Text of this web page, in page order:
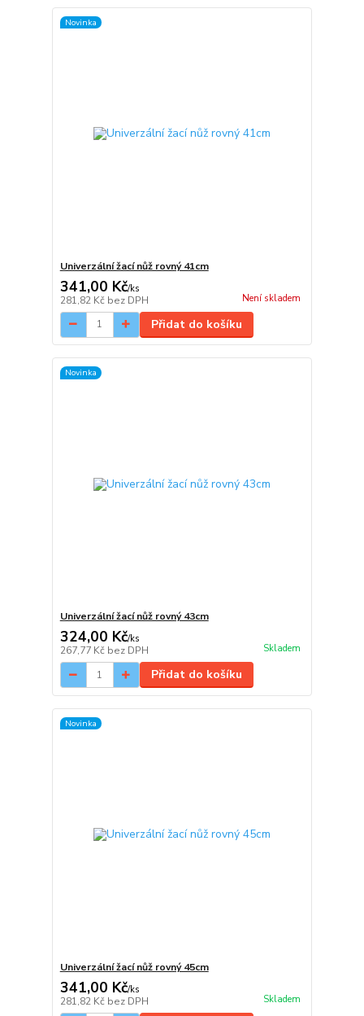
Novinka
Univerzální žací nůž rovný 41cm
341,00 Kč/ks
281,82 Kč bez DPH Není skladem
Přidat do košíku
Novinka
Univerzální žací nůž rovný 43cm
324,00 Kč/ks
267,77 Kč bez DPH Skladem
Přidat do košíku
Novinka
Univerzální žací nůž rovný 45cm
341,00 Kč/ks
281,82 Kč bez DPH Skladem